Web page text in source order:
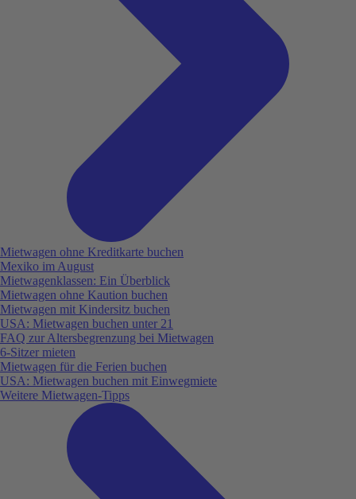
Mietwagen ohne Kreditkarte buchen
Mexiko im August
Mietwagenklassen: Ein Überblick
Mietwagen ohne Kaution buchen
Mietwagen mit Kindersitz buchen
USA: Mietwagen buchen unter 21
FAQ zur Altersbegrenzung bei Mietwagen
6-Sitzer mieten
Mietwagen für die Ferien buchen
USA: Mietwagen buchen mit Einwegmiete
Weitere Mietwagen-Tipps